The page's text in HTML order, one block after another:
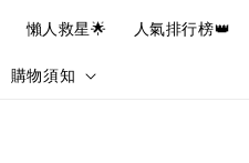
懶人救星🌟 人氣排行榜👑
購物須知